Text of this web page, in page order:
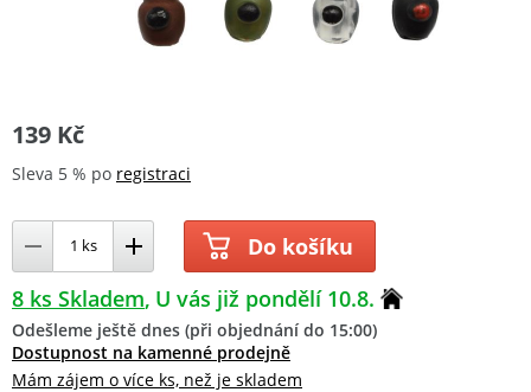
139 Kč
Sleva 5 % po registraci
Do košíku
8 ks Skladem U vás již pondělí 10.8.
Odešleme ještě dnes (při objednání do 15:00)
Dostupnost na kamenné prodejně
Mám zájem o více ks, než je skladem